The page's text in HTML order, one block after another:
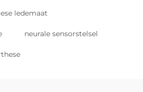
ledemaat
neurale sensorstelsel